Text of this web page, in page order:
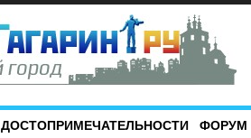
ДОСТОПРИМЕЧАТЕЛЬНОСТИ ФОРУМ